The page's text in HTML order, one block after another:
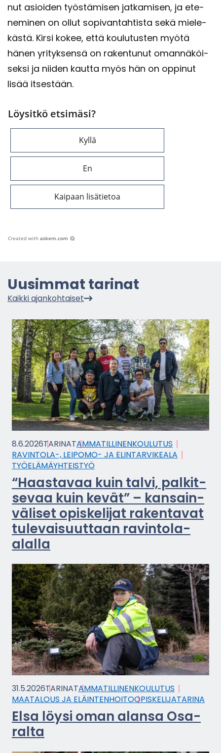
nut asioi­den työs­tä­mi­sen jat­ka­mi­sen, ja ete­
ne­mi­nen on ollut so­pi­van­tah­tis­ta sekä mie­le­
käs­tä. Kirsi kokee, että kou­lu­tus­ten myötä
hänen yri­tyk­sen­sä on ra­ken­tu­nut oman­nä­köi­
sek­si ja nii­den kaut­ta myös hän on op­pi­nut
lisää it­ses­tään.
Löysitkö etsimäsi?
Kyllä
En
Kaipaan lisätietoa
Created with askem.com
Uusim­mat ta­ri­nat
Kaik­ki ajan­koh­tai­set
8.6.2026TA­RI­NATAM­MA­TIL­LI­NEN­KOU­LU­TUS
RAVINTOLA-​, LEIPOMO-​ JA ELIN­TAR­VI­KEA­LA
TYÖ­ELÄ­MÄYH­TEIS­TYÖ
“Haas­ta­vaa kuin talvi, pal­kit­
se­vaa kuin kevät” – kan­sain­
vä­li­set opis­ke­li­jat ra­ken­ta­vat
tu­le­vai­suut­taan ravintola-​
alalla
31.5.2026TA­RI­NATAM­MA­TIL­LI­NEN­KOU­LU­TUS
MAA­TA­LOUS JA ELÄIN­TEN­HOI­TOOPIS­KE­LI­JA­TA­RI­NA
Elsa löysi oman alan­sa Osa­
ral­ta